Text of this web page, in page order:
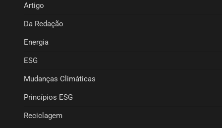
Artigo
Da Redação
Energia
ESG
Mudanças Climáticas
Princípios ESG
Reciclagem